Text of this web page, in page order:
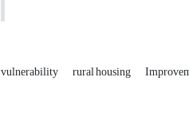
vulnerability rural housing